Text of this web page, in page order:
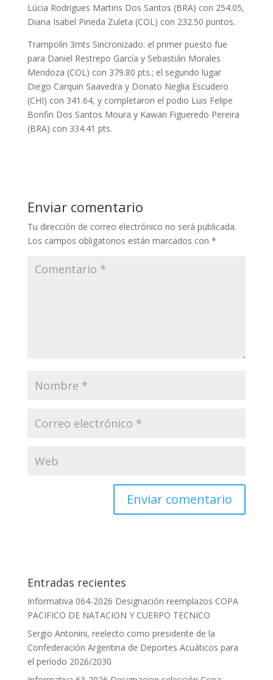
Lúcia Rodrigues Martins Dos Santos (BRA) con 254.05,
Diana Isabel Pineda Zuleta (COL) con 232.50 puntos.
Trampolín 3mts Sincronizado: el primer puesto fue
para Daniel Restrepo García y Sebastián Morales
Mendoza (COL) con 379.80 pts.; el segundo lugar
Diego Carquin Saavedra y Donato Neglia Escudero
(CHI) con 341.64, y completaron el podio Luis Felipe
Bonfin Dos Santos Moura y Kawan Figueredo Pereira
(BRA) con 334.41 pts.
Enviar comentario
Tu dirección de correo electrónico no será publicada.
Los campos obligatorios están marcados con *
Entradas recientes
Informativa 064-2026 Designación reemplazos COPA
PACIFICO DE NATACION Y CUERPO TECNICO
Sergio Antonini, reelecto como presidente de la
Confederación Argentina de Deportes Acuáticos para
el período 2026/2030